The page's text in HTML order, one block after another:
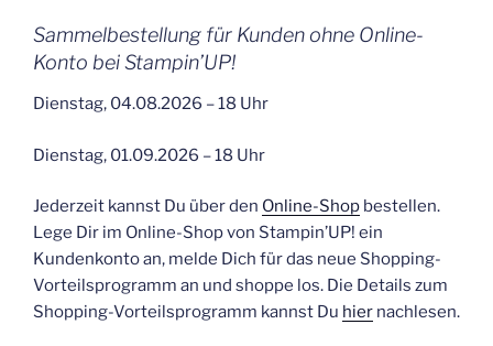
Sammelbestellung für Kunden ohne Online-
Konto bei Stampin’UP!
Dienstag, 04.08.2026 – 18 Uhr
Dienstag, 01.09.2026 – 18 Uhr
Jederzeit kannst Du über den Online-Shop bestellen.
Lege Dir im Online-Shop von Stampin’UP! ein
Kundenkonto an, melde Dich für das neue Shopping-
Vorteilsprogramm an und shoppe los. Die Details zum
Shopping-Vorteilsprogramm kannst Du hier nachlesen.